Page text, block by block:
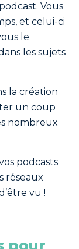
Vous
et celui-ci
le
les sujets
la création
un coup
nombreux
podcasts
réseaux
vu !
pour